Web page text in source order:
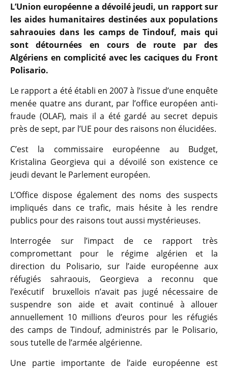
L’Union européenne a dévoilé jeudi, un rapport sur
les aides humanitaires destinées aux populations
sahraouies dans les camps de Tindouf, mais qui
sont détournées en cours de route par des
Algériens en complicité avec les caciques du Front
Polisario.
Le rapport a été établi en 2007 à l’issue d’une enquête
menée quatre ans durant, par l’office européen anti-
fraude (OLAF), mais il a été gardé au secret depuis
près de sept, par l’UE pour des raisons non élucidées.
C’est la commissaire européenne au Budget,
Kristalina Georgieva qui a dévoilé son existence ce
jeudi devant le Parlement européen.
L’Office dispose également des noms des suspects
impliqués dans ce trafic, mais hésite à les rendre
publics pour des raisons tout aussi mystérieuses.
Interrogée sur l’impact de ce rapport très
compromettant pour le régime algérien et la
direction du Polisario, sur l’aide européenne aux
réfugiés sahraouis, Georgieva a reconnu que
l’exécutif bruxellois n’avait pas jugé nécessaire de
suspendre son aide et avait continué à allouer
annuellement 10 millions d’euros pour les réfugiés
des camps de Tindouf, administrés par le Polisario,
sous tutelle de l’armée algérienne.
Une partie importante de l’aide européenne est